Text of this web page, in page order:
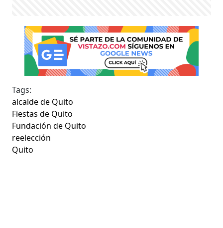
Tags:
alcalde de Quito
Fiestas de Quito
Fundación de Quito
reelección
Quito